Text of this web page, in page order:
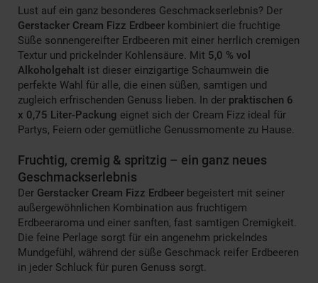
Lust auf ein ganz besonderes Geschmackserlebnis? Der
Gerstacker Cream Fizz Erdbeer kombiniert die fruchtige
Süße sonnengereifter Erdbeeren mit einer herrlich cremigen
Textur und prickelnder Kohlensäure. Mit 5,0 % vol
Alkoholgehalt ist dieser einzigartige Schaumwein die
perfekte Wahl für alle, die einen süßen, samtigen und
zugleich erfrischenden Genuss lieben. In der praktischen 6
x 0,75 Liter-Packung eignet sich der Cream Fizz ideal für
Partys, Feiern oder gemütliche Genussmomente zu Hause.
Fruchtig, cremig & spritzig – ein ganz neues
Geschmackserlebnis
Der Gerstacker Cream Fizz Erdbeer begeistert mit seiner
außergewöhnlichen Kombination aus fruchtigem
Erdbeeraroma und einer sanften, fast samtigen Cremigkeit.
Die feine Perlage sorgt für ein angenehm prickelndes
Mundgefühl, während der süße Geschmack reifer Erdbeeren
in jeder Schluck für puren Genuss sorgt.